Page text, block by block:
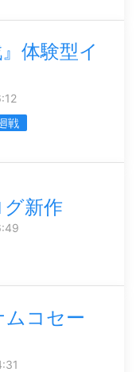
』体験型イ
戦
新作
コセー